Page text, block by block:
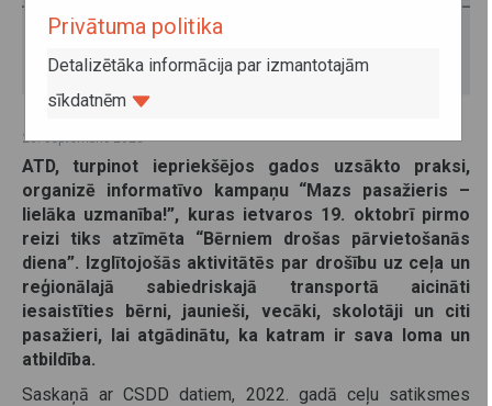
26. septembris 2023
ATD, turpinot iepriekšējos gados uzsākto praksi,
organizē informatīvo kampaņu “Mazs pasažieris –
lielāka uzmanība!”, kuras ietvaros 19. oktobrī pirmo
reizi tiks atzīmēta “Bērniem drošas pārvietošanās
diena”. Izglītojošās aktivitātēs par drošību uz ceļa un
reģionālajā sabiedriskajā transportā aicināti
iesaistīties bērni, jaunieši, vecāki, skolotāji un citi
pasažieri, lai atgādinātu, ka katram ir sava loma un
atbildība.
Saskaņā ar CSDD datiem, 2022. gadā ceļu satiksmes
Privātuma politika
Detalizētāka informācija par izmantotajām
sīkdatnēm